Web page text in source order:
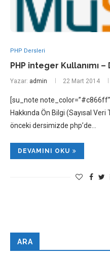
PHP Dersleri
PHP integer Kullanımı
Yazar: admin 22 Mart 2014
[su_note
Hakkında Ön Bilgi (Sayısal
önceki dersimizde php’de…
DEVAMINI OKU
ARA